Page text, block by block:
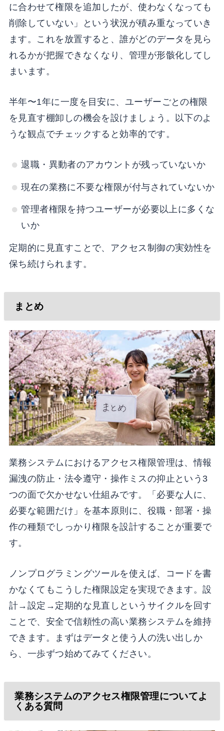
に合わせて権限を追加したが、使わなくなっても
削除していない」という状況が積み重なっていき
ます。これを放置すると、誰がどのデータを見ら
れるかが把握できなくなり、管理が形骸化してし
まいます。
半年〜1年に一度を目安に、ユーザーごとの権限
を見直す棚卸しの機会を設けましょう。以下のよ
うな観点でチェックすると効率的です。
退職・異動者のアカウントが残っていないか
現在の業務に不要な権限が付与されていないか
管理者権限を持つユーザーが必要以上に多くな
いか
定期的に見直すことで、アクセス制御の実効性を
保ち続けられます。
まとめ
業務システムにおけるアクセス権限管理は、情報
漏洩の防止・法令遵守・操作ミスの抑止という3
つの面で欠かせない仕組みです。「必要な人に、
必要な範囲だけ」を基本原則に、役職・部署・操
作の種類でしっかり権限を設計することが重要で
す。
ノンプログラミングツールを使えば、コードを書
かなくてもこうした権限設定を実現できます。設
計→設定→定期的な見直しというサイクルを回す
ことで、安全で信頼性の高い業務システムを維持
できます。まずはデータと使う人の洗い出しか
ら、一歩ずつ始めてみてください。
業務システムのアクセス権限管理についてよ
くある質問